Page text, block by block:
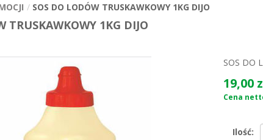
SOS DO LODÓW TRUSKAWKOWY 1KG DIJO
TRUSKAWKOWY 1KG DIJO
SOS DO
19,00
Cena
Ilość: